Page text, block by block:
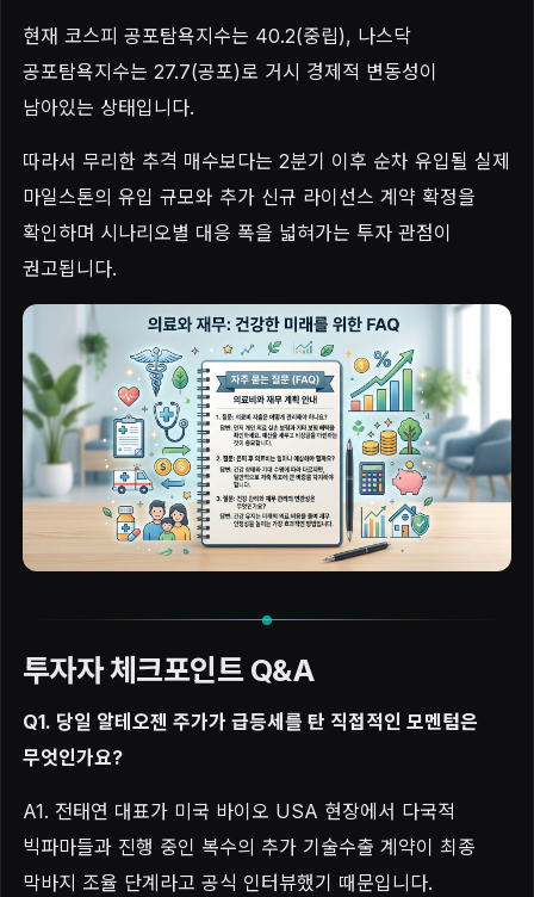
현재 코스피 공포탐욕지수는 40.2(중립), 나스닥
공포탐욕지수는 27.7(공포)로 거시 경제적 변동성이
남아있는 상태입니다.
따라서 무리한 추격 매수보다는 2분기 이후 순차 유입될 실제
마일스톤의 유입 규모와 추가 신규 라이선스 계약 확정을
확인하며 시나리오별 대응 폭을 넓혀가는 투자 관점이
권고됩니다.
투자자 체크포인트 Q&A
Q1. 당일 알테오젠 주가가 급등세를 탄 직접적인 모멘텀은
무엇인가요?
A1. 전태연 대표가 미국 바이오 USA 현장에서 다국적
빅파마들과 진행 중인 복수의 추가 기술수출 계약이 최종
막바지 조율 단계라고 공식 인터뷰했기 때문입니다.